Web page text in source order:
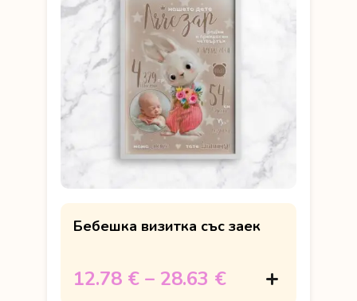
Бебешка визитка със заек
12.78 € – 28.63 €